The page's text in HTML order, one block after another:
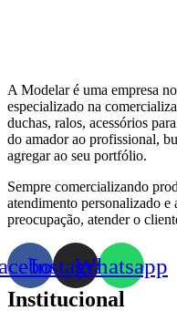
A Modelar é uma empresa
especializado na
duchas, ralos, acessórios
do amador ao profissional,
agregar ao seu portfólio.
Sempre comercializando
atendimento personalizado
preocupação, atender o
InstagramWhatsapp
Institucional